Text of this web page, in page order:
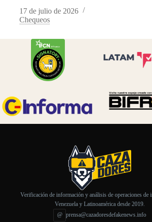
17 de julio de 2026
Chequeos
Verificación de información y análisis de operaciones de
Venezuela y Latinoamérica desde 2019.
@ prensa@cazadoresdefakenews.info